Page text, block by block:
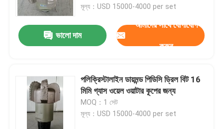
মূল্য：USD 15000-4000 per set
ভালো দাম
আমাদের সাথে যোগাযোগ
করুন
পলিক্রিস্টালাইন ডায়মন্ড পিডিসি ড্রিল বিট 16
মিমি গ্যাস ওয়েল ওয়াটার কূপের জন্য
MOQ：1 সেট
মূল্য：USD 15000-4000 per set